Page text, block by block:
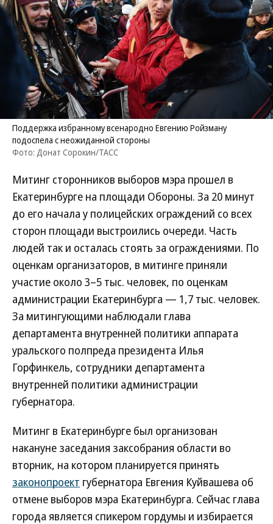
Поддержка избранному всенародно Евгению Ройзману
подоспела с неожиданной стороны
Фото: Донат Сорокин/ТАСС
Митинг сторонников выборов мэра прошел в
Екатеринбурге на площади Обороны. За 20 минут
до его начала у полицейских ограждений со всех
сторон площади выстроились очереди. Часть
людей так и осталась стоять за ограждениями. По
оценкам организаторов, в митинге приняли
участие около 3–5 тыс. человек, по оценкам
администрации Екатеринбурга — 1,7 тыс. человек.
За митингующими наблюдали глава
департамента внутренней политики аппарата
уральского полпреда президента Илья
Горфинкель, сотрудники департамента
внутренней политики администрации
губернатора.
Митинг в Екатеринбурге был организован
накануне заседания заксобрания области во
вторник, на котором планируется принять
законопроект губернатора Евгения Куйвашева об
отмене выборов мэра Екатеринбурга. Сейчас глава
города является спикером гордумы и избирается